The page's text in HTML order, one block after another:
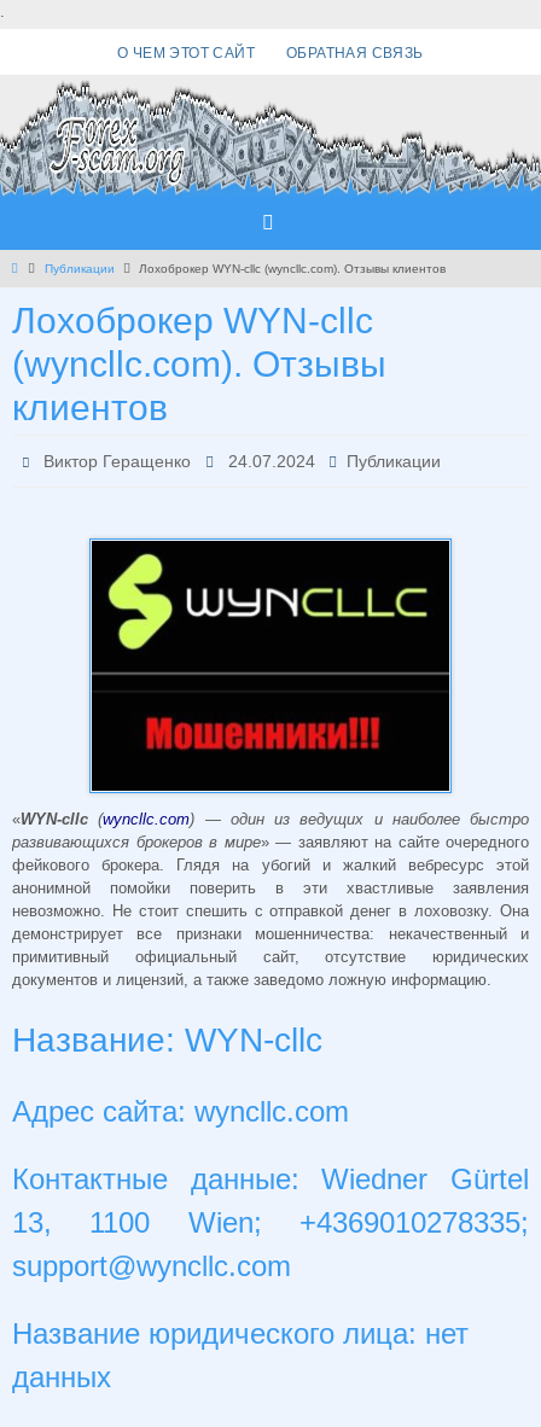
.
О ЧЕМ ЭТОТ САЙТ ОБРАТНАЯ СВЯЗЬ
Главная
Публикации Лохоброкер WYN-cllc (wyncllc.com). Отзывы клиентов
Лохоброкер WYN-cllc
(wyncllc.com). Отзывы
клиентов
Виктор Геращенко 24.07.2024 Публикации
«WYN-cllc (wyncllc.com) — один из ведущих и наиболее быстро
развивающихся брокеров в мире» — заявляют на сайте очередного
фейкового брокера. Глядя на убогий и жалкий вебресурс этой
анонимной помойки поверить в эти хвастливые заявления
невозможно. Не стоит спешить с отправкой денег в лоховозку. Она
демонстрирует все признаки мошенничества: некачественный и
примитивный официальный сайт, отсутствие юридических
документов и лицензий, а также заведомо ложную информацию.
Название: WYN-cllc
Адрес сайта: wyncllc.com
Контактные данные: Wiedner Gürtel
13, 1100 Wien; +4369010278335;
support@wyncllc.com
Название юридического лица: нет
данных